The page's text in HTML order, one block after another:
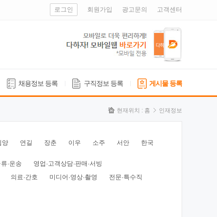
로그인 회원가입 광고문의 고객센터
채용정보 등록 구직정보 등록 게시물 등록
현재위치 : 홈 인재정보
양 연길 장춘 이우 소주 서안 한국
·운송
영업·고객상담·판매·서빙
의료·간호
미디어·영상·촬영 전문·특수직